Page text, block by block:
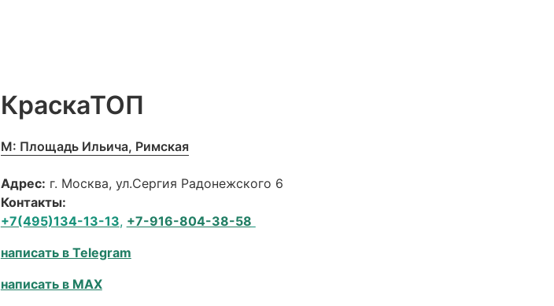
КраскаТОП
М: Площадь Ильича, Римская
Адрес: г. Москва, ул.Сергия Радонежского 6
Контакты:
+7(495)134-13-13, +7-916-804-38-58
написать в Telegram
написать в MAX